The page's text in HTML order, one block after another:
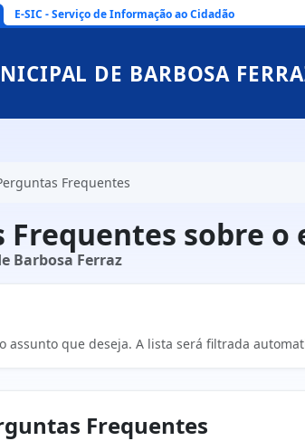
E-SIC - Serviço de Informação ao Cidadão
DE BARBOSA
Frequentes
sobre o
Barbosa Ferraz
assunto que deseja. A lista será filtrada
Frequentes